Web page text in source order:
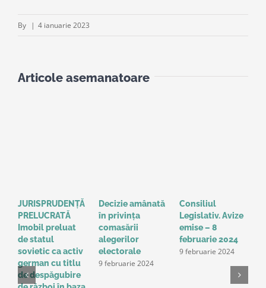
By | 4 ianuarie 2023
Articole asemanatoare
JURISPRUDENȚĂ
PRELUCRATĂ
Imobil preluat
de statul
sovietic ca activ
german cu titlu
de despăgubire
Decizie amânată
în privinţa
comasării
alegerilor
electorale
9 februarie 2024
Consiliul
Legislativ. Avize
emise – 8
februarie 2024
9 februarie 2024